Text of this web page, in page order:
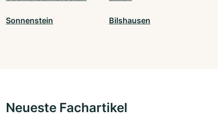
Sonnenstein Bilshausen
Neueste Fachartikel